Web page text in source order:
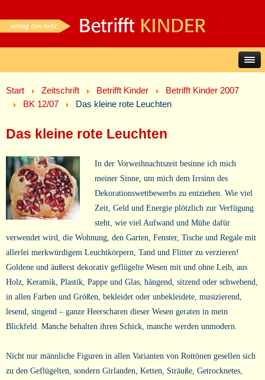
Start Zeitschrift Betrifft Kinder
Betrifft Kinder 2007
BK 12/07
Das kleine rote Leuchten
Das kleine rote Leuchten
In der Vorweihnachtszeit besinne ich mich
meiner Sinne, um mich dem Irrsinn des
Dekorationswettbewerbs zu entziehen. Wie viel
Zeit, Geld und Energie plötzlich zur Verfügung
steht, wie viel Aufwand und Mühe dafür
verwendet wird, die Wohnung, den Garten, Fenster, Tische und Regale mit
allerlei merkwürdigem Leuchtkörpern, Tand und Flitter zu verzieren!
Goldene und äußerst dekorativ geflügelte Wesen mit und ohne Leib, aus
Holz, Keramik, Plastik, Pappe und Glas, hängend, sitzend oder schwebend,
in allen Farben und Größen, bekleidet oder unbekleidete, musizierend,
lesend, singend – ganze Heerscharen dieser Wesen geraten in mein
Blickfeld. Manche behalten ihren Schick, manche werden unmodern.
Nicht nur männliche Figuren in allen Varianten von Rottönen gesellen sich
zu den Geflügelten, sondern Girlanden, Ketten, Sträuße, Getrocknetes,